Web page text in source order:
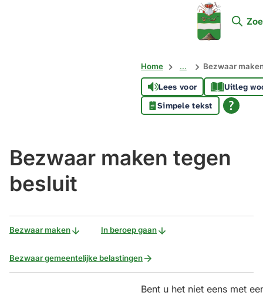
Mijn
Soest
Home ... Bezwaar
Lees voor
Uitleg
Simpele tekst
Bezwaar maken tegen
besluit
Bezwaar maken In beroep gaan
Bezwaar gemeentelijke belastingen
Bent u het niet eens met